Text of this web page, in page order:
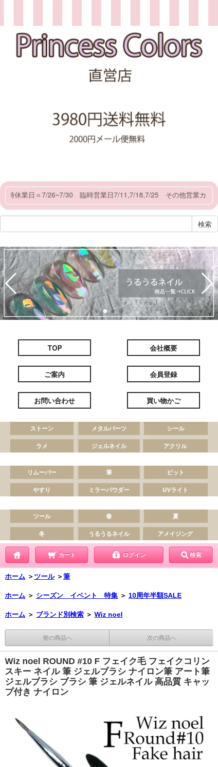
カート ログイン 検索
ホーム ＞ ツール ＞筆
ホーム ＞ シーズン イベント 特集 ＞ 10周年半額SALE
ホーム ＞ ブランド別検索 ＞ Wiz noel
前の商品へ 次の商品へ
Wiz noel ROUND #10 F フェイク毛 フェイクコリン
スキー ネイル 筆 ジェルブラシ ナイロン筆 アート筆
ジェルブラシ ブラシ 筆 ジェルネイル 高品質 キャッ
プ付き ナイロン